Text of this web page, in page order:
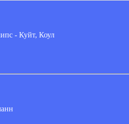
- Куйт, Коул